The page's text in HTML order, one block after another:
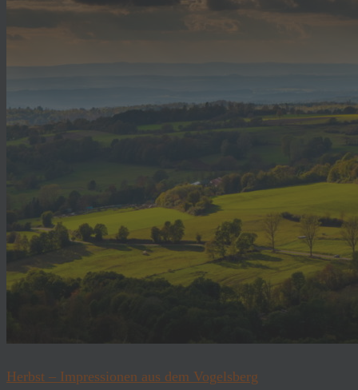
Herbst – Impressionen aus dem Vogelsberg